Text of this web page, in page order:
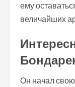
ему
величайших
Он начал свою